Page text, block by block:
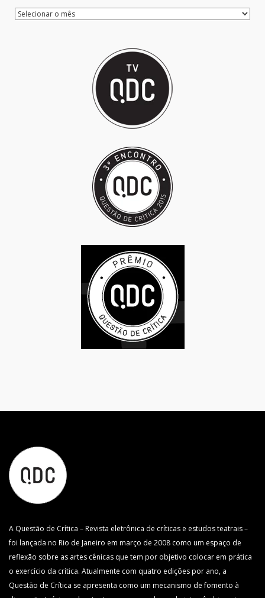
A Questão de Crítica – Revista eletrônica de críticas e estudos teatrais –
foi lançada no Rio de Janeiro em março de 2008 como um espaço de
reflexão sobre as artes cênicas que tem por objetivo colocar em prática
o exercício da crítica. Atualmente com quatro edições por ano, a
Questão de Crítica se apresenta como um mecanismo de fomento à